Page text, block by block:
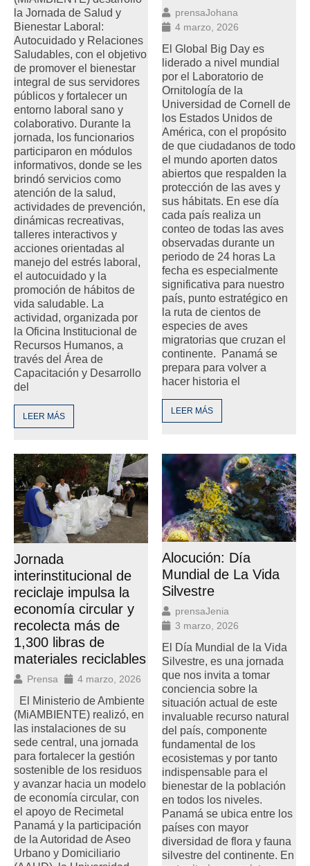
la Jornada de Salud y
Bienestar Laboral:
Autocuidado y Relaciones
Saludables, con el objetivo
de promover el bienestar
integral de sus servidores
públicos y fortalecer un
entorno laboral sano y
colaborativo. Durante la
jornada, los funcionarios
participaron en módulos
informativos, donde se les
brindó servicios como
atención de la salud,
actividades de prevención,
dinámicas recreativas,
talleres interactivos y
acciones orientadas al
manejo del estrés laboral,
el autocuidado y la
promoción de hábitos de
vida saludable. La
actividad, organizada por
la Oficina Institucional de
Recursos Humanos, a
través del Área de
Capacitación y Desarrollo
del
LEER MÁS
prensaJohana
4 marzo, 2026
El Global Big Day es
liderado a nivel mundial
por el Laboratorio de
Ornitología de la
Universidad de Cornell de
los Estados Unidos de
América, con el propósito
de que ciudadanos de todo
el mundo aporten datos
abiertos que respalden la
protección de las aves y
sus hábitats. En ese día
cada país realiza un
conteo de todas las aves
observadas durante un
periodo de 24 horas La
fecha es especialmente
significativa para nuestro
país, punto estratégico en
la ruta de cientos de
especies de aves
migratorias que cruzan el
continente. Panamá se
prepara para volver a
hacer historia el
LEER MÁS
Jornada
interinstitucional de
reciclaje impulsa la
economía circular y
recolecta más de
1,300 libras de
materiales reciclables
Prensa 4 marzo, 2026
El Ministerio de Ambiente
(MiAMBIENTE) realizó, en
las instalaciones de su
sede central, una jornada
para fortalecer la gestión
sostenible de los residuos
y avanzar hacia un modelo
de economía circular, con
el apoyo de Recimetal
Panamá y la participación
de la Autoridad de Aseo
Urbano y Domiciliario
Alocución: Día
Mundial de La Vida
Silvestre
prensaJenia
3 marzo, 2026
El Día Mundial de la Vida
Silvestre, es una jornada
que nos invita a tomar
conciencia sobre la
situación actual de este
invaluable recurso natural
del país, componente
fundamental de los
ecosistemas y por tanto
indispensable para el
bienestar de la población
en todos los niveles.
Panamá se ubica entre los
países con mayor
diversidad de flora y fauna
silvestre del continente. En